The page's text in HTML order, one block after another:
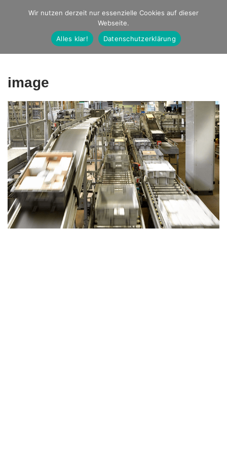
Studio Ernst
Fotografie
image
Wir nutzen derzeit nur essenzielle Cookies auf dieser
Webseite.
Alles klar!
Datenschutzerklärung